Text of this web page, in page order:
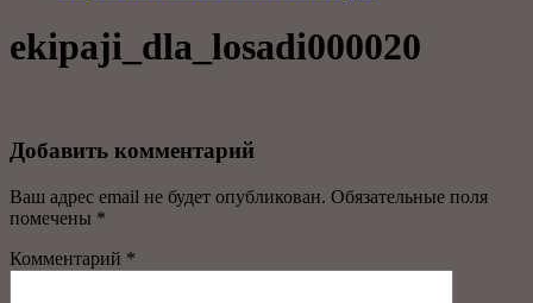
ekipaji_dla_losadi000020
Добавить комментарий
Ваш адрес email не будет опубликован. Обязательные поля
помечены *
Комментарий *